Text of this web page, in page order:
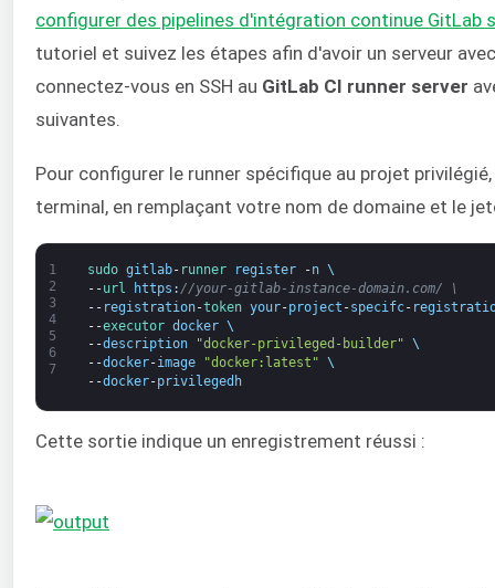
configurer des pipelines d'intégration continue GitLab
tutoriel et suivez les étapes afin d'avoir un serveur
connectez-vous en SSH au GitLab CI runner server
suivantes.
Pour configurer le runner spécifique au projet
terminal, en remplaçant votre nom de domaine et le
1
2
3
4
5
6
7
sudo gitlab- runner register -n \
--url https : //your-gitlab-instance-domain.com/ \
-- registration-token your-project -specifc-
--executor docker \
--description "docker-privileged-builder" \
--docker-image "docker:latest" \
--docker-privilegedh
Cette sortie indique un enregistrement réussi :